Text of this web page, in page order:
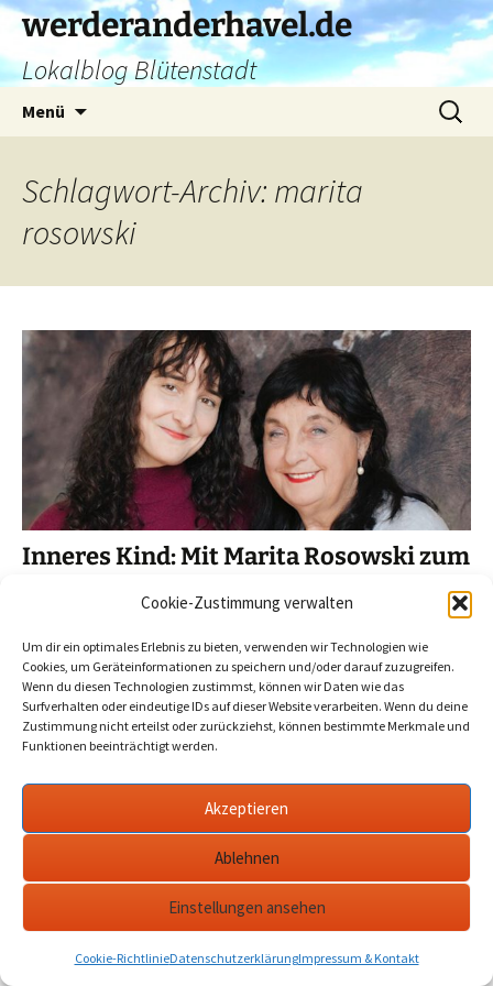
Cookie-Zustimmung verwalten
Um dir ein optimales Erlebnis zu bieten, verwenden wir Technologien wie
Cookies, um Geräteinformationen zu speichern und/oder darauf zuzugreifen.
Wenn du diesen Technologien zustimmst, können wir Daten wie das
Surfverhalten oder eindeutige IDs auf dieser Website verarbeiten. Wenn du deine
Zustimmung nicht erteilst oder zurückziehst, können bestimmte Merkmale und
Funktionen beeinträchtigt werden.
Akzeptieren
Ablehnen
Einstellungen ansehen
Cookie-RichtlinieDatenschutzerklärungImpressum & Kontakt
Zum
Inhalt
springen
werderanderhavel.de
Lokalblog Blütenstadt
Menü
Suchen
nach:
Schlagwort-Archiv: marita
rosowski
Inneres Kind: Mit Marita Rosowski zum
2025-03-01 Werder Havel havel,innere kind arbeit
marita rosowski,werder
Die in Werder lebende Therapeutin lädt am ersten
Aprilwochenende zur therapeutischen Gruppenarbeit. Am 8.
März Kennenlerntreffen in Potsdam.…mehr
Datenschutzerklärung werderanderhavel.de